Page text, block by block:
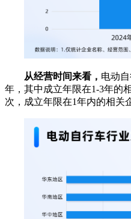
从经营时间来看， 电动
年，其中成立年限在1-3年的
次，成立年限在1年内的相关